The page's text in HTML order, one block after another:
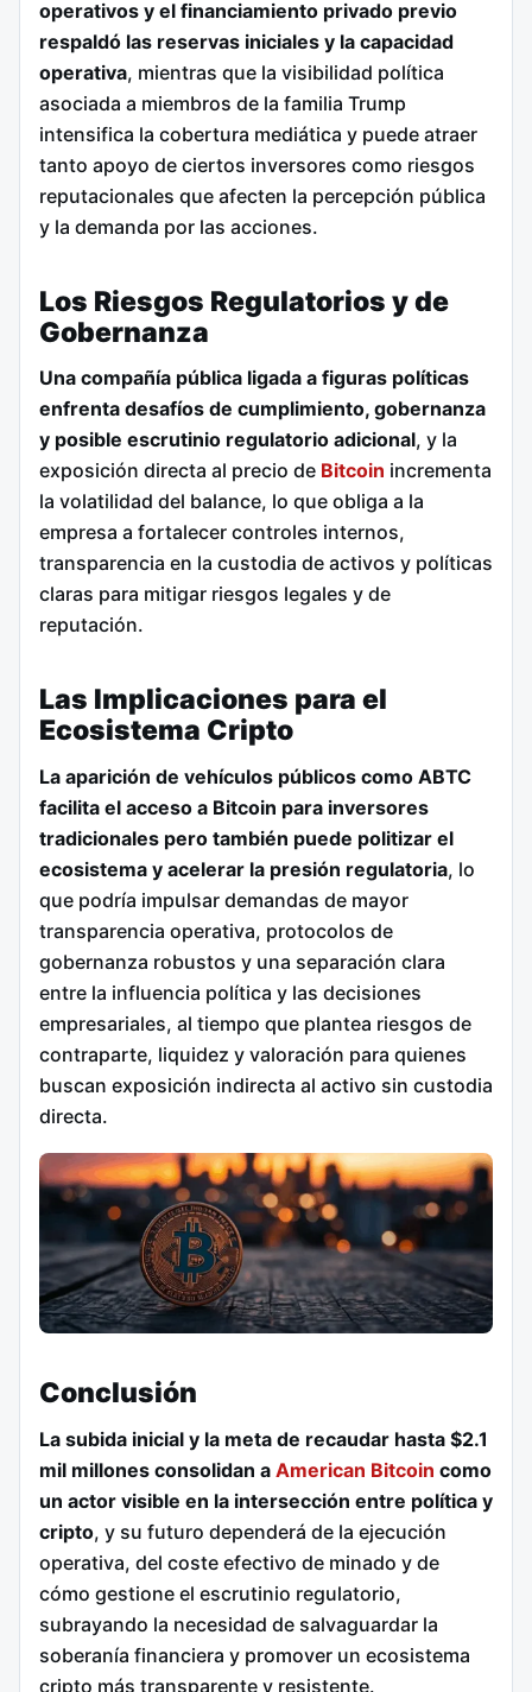
operativos y el financiamiento privado previo
respaldó las reservas iniciales y la capacidad
operativa, mientras que la visibilidad política
asociada a miembros de la familia Trump
intensifica la cobertura mediática y puede atraer
tanto apoyo de ciertos inversores como riesgos
reputacionales que afecten la percepción pública
y la demanda por las acciones.
Los Riesgos Regulatorios y de
Gobernanza
Una compañía pública ligada a figuras políticas
enfrenta desafíos de cumplimiento, gobernanza
y posible escrutinio regulatorio adicional, y la
exposición directa al precio de Bitcoin incrementa
la volatilidad del balance, lo que obliga a la
empresa a fortalecer controles internos,
transparencia en la custodia de activos y políticas
claras para mitigar riesgos legales y de
reputación.
Las Implicaciones para el
Ecosistema Cripto
La aparición de vehículos públicos como ABTC
facilita el acceso a Bitcoin para inversores
tradicionales pero también puede politizar el
ecosistema y acelerar la presión regulatoria, lo
que podría impulsar demandas de mayor
transparencia operativa, protocolos de
gobernanza robustos y una separación clara
entre la influencia política y las decisiones
empresariales, al tiempo que plantea riesgos de
contraparte, liquidez y valoración para quienes
buscan exposición indirecta al activo sin custodia
directa.
Conclusión
La subida inicial y la meta de recaudar hasta $2.1
mil millones consolidan a American Bitcoin como
un actor visible en la intersección entre política y
cripto, y su futuro dependerá de la ejecución
operativa, del coste efectivo de minado y de
cómo gestione el escrutinio regulatorio,
subrayando la necesidad de salvaguardar la
soberanía financiera y promover un ecosistema
cripto más transparente y resistente.